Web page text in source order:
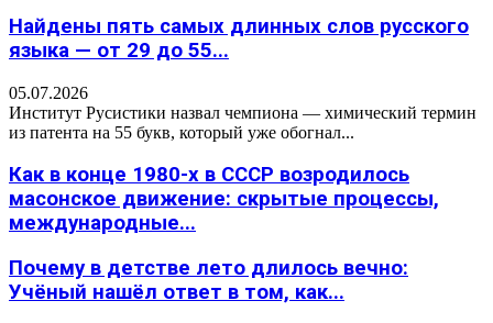
Найдены пять самых длинных слов русского
языка — от 29 до 55...
05.07.2026
Институт Русистики назвал чемпиона — химический термин
из патента на 55 букв, который уже обогнал...
Как в конце 1980-х в СССР возродилось
масонское движение: скрытые процессы,
международные...
Почему в детстве лето длилось вечно:
Учёный нашёл ответ в том, как...